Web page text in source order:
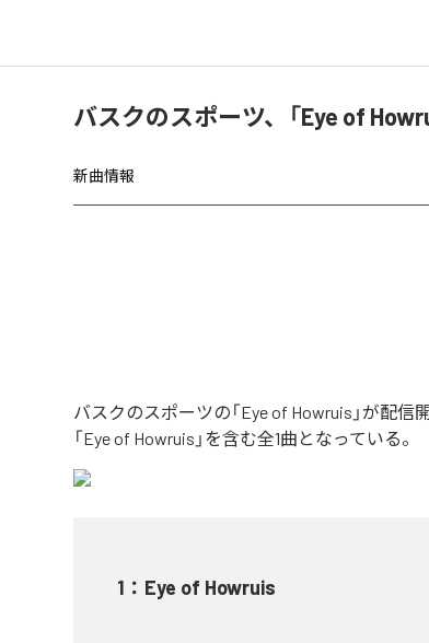
バスクのスポーツ、「Eye of
新曲情報
バスクのスポーツの「Eye of Howruis」が配
「Eye of Howruis」を含む全1曲となっている。
1 ： Eye of Howruis